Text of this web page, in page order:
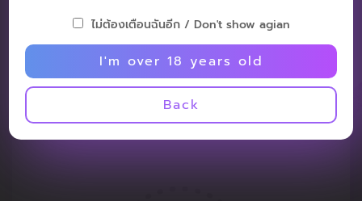
REVIEW
ไม่ต้องเตือนฉันอีก / Don't show agian
I'm over 18 years old
Back